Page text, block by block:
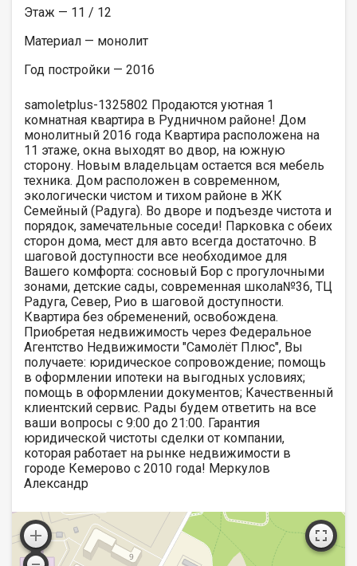
Этаж — 11 / 12
Материал — монолит
Год постройки — 2016
samoletplus-1325802 Продаются уютная 1
комнатная квартира в Рудничном районе! Дом
монолитный 2016 года Квартира расположена на
11 этаже, окна выходят во двор, на южную
сторону. Новым владельцам остается вся мебель
техника. Дом расположен в современном,
экологически чистом и тихом районе в ЖК
Семейный (Радуга). Во дворе и подъезде чистота и
порядок, замечательные соседи! Парковка с обеих
сторон дома, мест для авто всегда достаточно. В
шаговой доступности все необходимое для
Вашего комфорта: сосновый Бор с прогулочными
зонами, детские сады, современная школа№36, ТЦ
Радуга, Север, Рио в шаговой доступности.
Квартира без обременений, освобождена.
Приобретая недвижимость через Федеральное
Агентство Недвижимости "Самолёт Плюс", Вы
получаете: юридическое сопровождение; помощь
в оформлении ипотеки на выгодных условиях;
помощь в оформлении документов; Качественный
клиентский сервис. Рады будем ответить на все
ваши вопросы с 9:00 до 21:00​. Гарантия
юридической чистоты сделки от компании,
которая работает на рынке недвижимости в
городе Кемерово с 2010 года! Меркулов
Александр